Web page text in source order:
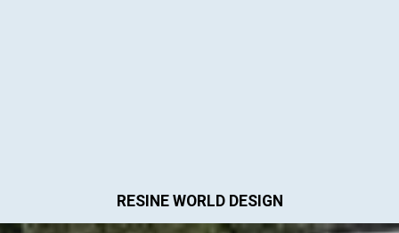
RESINE WORLD DESIGN